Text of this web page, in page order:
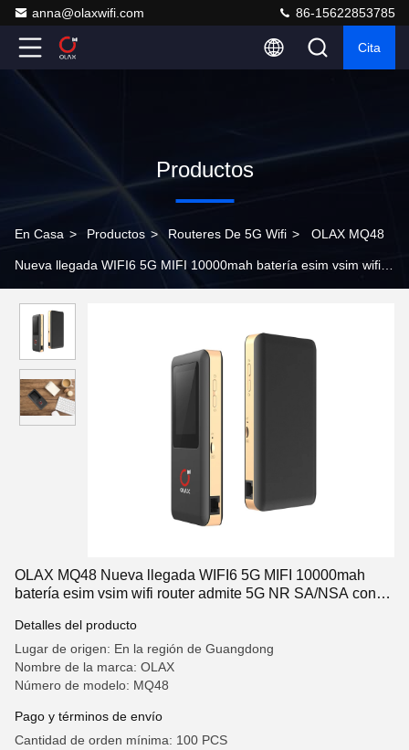
anna@olaxwifi.com 86-15622853785
Cita
Productos
En Casa > Productos > Routeres De 5G Wifi > OLAX MQ48
Nueva llegada WIFI6 5G MIFI 10000mah batería esim vsim wifi
OLAX MQ48 Nueva llegada WIFI6 5G MIFI 10000mah
batería esim vsim wifi router admite 5G NR SA/NSA con
Detalles del producto
Lugar de origen: En la región de Guangdong
Nombre de la marca: OLAX
Número de modelo: MQ48
Pago y términos de envío
Cantidad de orden mínima: 100 PCS